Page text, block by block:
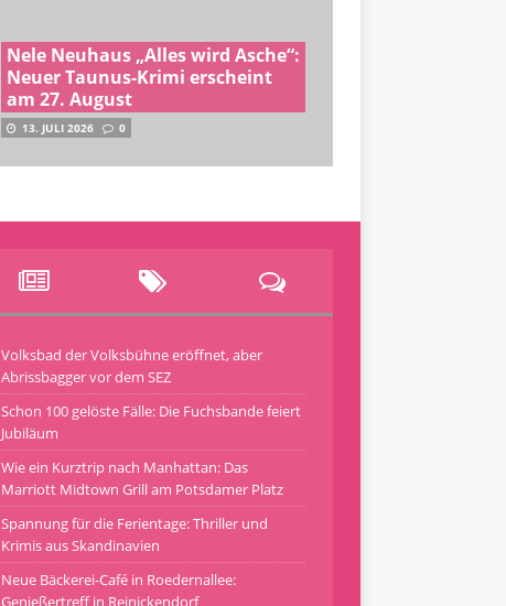
Nele Neuhaus „Alles wird Asche“:
Neuer Taunus-Krimi erscheint
am 27. August
13. JULI 2026 0
Volksbad der Volksbühne eröffnet, aber
Abrissbagger vor dem SEZ
Schon 100 gelöste Fälle: Die Fuchsbande feiert
Jubiläum
Wie ein Kurztrip nach Manhattan: Das
Marriott Midtown Grill am Potsdamer Platz
Spannung für die Ferientage: Thriller und
Krimis aus Skandinavien
Neue Bäckerei-Café in Roedernallee:
Genießertreff in Reinickendorf